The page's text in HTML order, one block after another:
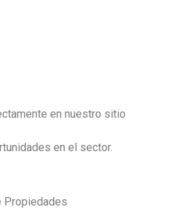
en nuestro sitio
en el sector.
Propiedades